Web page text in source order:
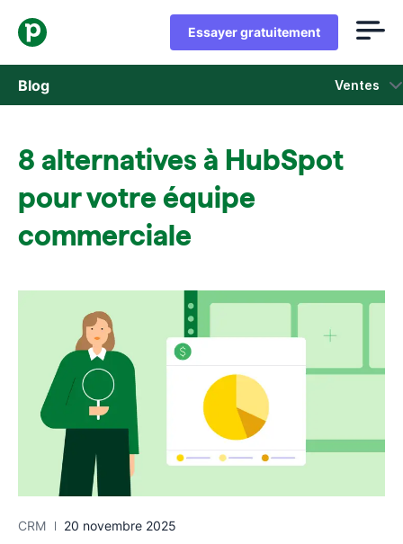
Essayer gratuitement
Blog Ventes
8 alternatives à HubSpot
pour votre équipe
commerciale
CRM 20 novembre 2025